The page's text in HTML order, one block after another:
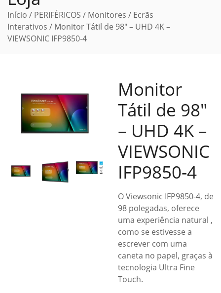
Início / PERIFÉRICOS / Monitores / Ecrãs
Interativos / Monitor Tátil de 98″ – UHD 4K –
VIEWSONIC IFP9850-4
Monitor
Tátil de 98″
– UHD 4K –
VIEWSONIC
IFP9850-4
O Viewsonic IFP9850-4, de
98 polegadas, oferece
uma experiência natural ,
como se estivesse a
escrever com uma
caneta no papel, graças à
tecnologia Ultra Fine
Touch​​.